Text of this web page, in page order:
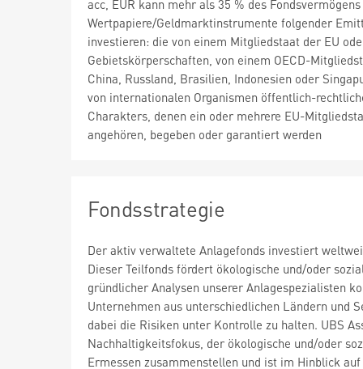
acc, EUR kann mehr als 35 % des
Wertpapiere/Geldmarktinstrumente folgender
investieren: die von einem Mitgliedstaat der EU
Gebietskörperschaften, von einem OECD-
China, Russland, Brasilien, Indonesien oder
von internationalen Organismen öffentlich-
Charakters, denen ein oder mehrere EU-
angehören, begeben oder garantiert werden
Fondsstrategie
Der aktiv verwaltete Anlagefonds investiert
Dieser Teilfonds fördert ökologische und/oder
gründlicher Analysen unserer Anlagespezialisten
Unternehmen aus unterschiedlichen Ländern und
dabei die Risiken unter Kontrolle zu halten. UBS
Nachhaltigkeitsfokus, der ökologische und/oder
Ermessen zusammenstellen und ist im Hinblick